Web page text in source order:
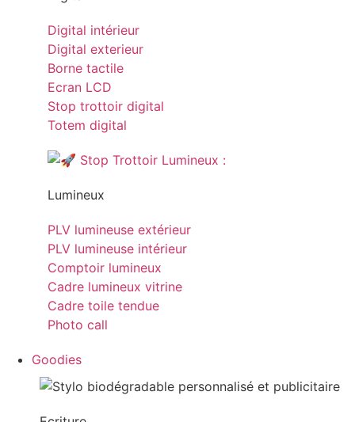
Digital intérieur
Digital exterieur
Borne tactile
Ecran LCD
Stop trottoir digital
Totem digital
Lumineux
PLV lumineuse extérieur
PLV lumineuse intérieur
Comptoir lumineux
Cadre lumineux vitrine
Cadre toile tendue
Photo call
Goodies